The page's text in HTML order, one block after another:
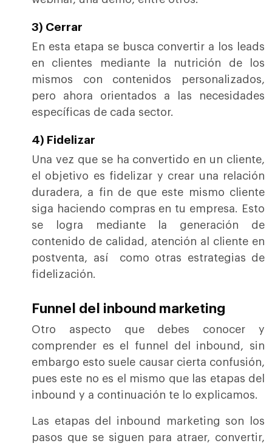
3) Cerrar
En esta etapa se busca convertir a los leads
en clientes mediante la nutrición de los
mismos con contenidos personalizados,
pero ahora orientados a las necesidades
específicas de cada sector.
4) Fidelizar
Una vez que se ha convertido en un cliente,
el objetivo es fidelizar y crear una relación
duradera, a fin de que este mismo cliente
siga haciendo compras en tu empresa. Esto
se logra mediante la generación de
contenido de calidad, atención al cliente en
postventa, así como otras estrategias de
fidelización.
Funnel del inbound marketing
Otro aspecto que debes conocer y
comprender es el funnel del inbound, sin
embargo esto suele causar cierta confusión,
pues este no es el mismo que las etapas del
inbound y a continuación te lo explicamos.
Las etapas del inbound marketing son los
pasos que se siguen para atraer, convertir,